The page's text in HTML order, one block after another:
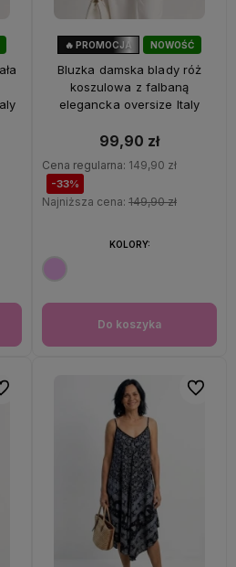
NOWOŚĆ
🔥 PROMOCJA
Bluzka damska blady róż
koszulowa z falbaną
elegancka oversize Italy
99,90 zł
Cena regularna: 149,90 zł
-33%
Najniższa cena: 149,90 zł
Do koszyka
KOLORY:
ulubionych Do